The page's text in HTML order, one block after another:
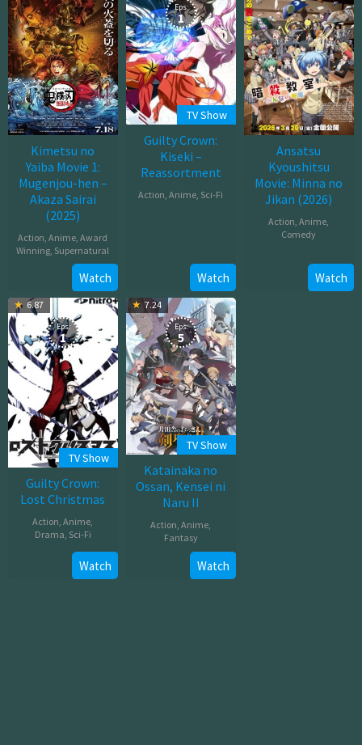
Kimetsu no
Yaiba Movie 1:
Mugenjou-hen –
Akaza Sairai
(2025)
Action ,Anime ,Award
Winning Supernatural
18,
2025
Watch
Eps:
1
TV Show
Guilty Crown:
Kiseki –
Reassortment
Action,Anime, Sci-Fi
Watch
Ansatsu
Kyoushitsu
Movie: Minna no
Jikan (2026)
Action ,Anime
Comedy
Mar
2026
Watch
6.87
Eps:
1
TV Show
Guilty Crown:
Lost Christmas
Action,Anime,
Drama, Sci-Fi
26,
Watch
7.24
Eps:
5
TV Show
Katainaka no
Ossan, Kensei ni
Naru II
Action ,Anime
Fantasy
08,
Watch